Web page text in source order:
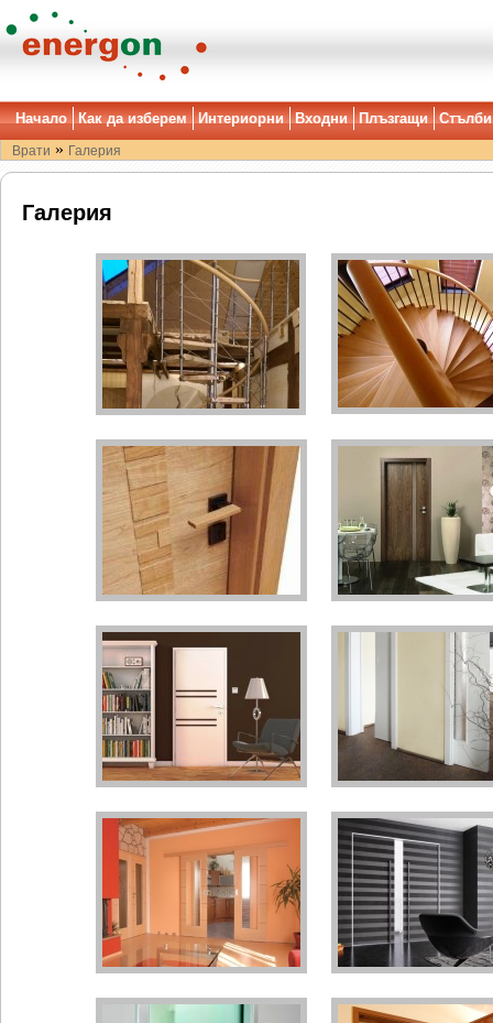
Начало Как да изберем Интериорни Входни Плъзгащи Стълби
Врати » Галерия
Галерия